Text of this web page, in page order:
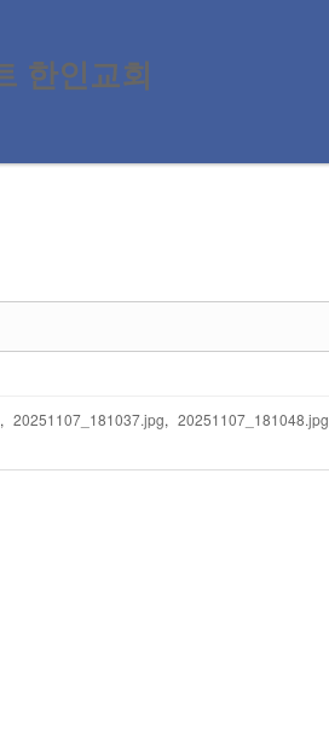
, 20251107_181037.jpg, 20251107_181048.jpg